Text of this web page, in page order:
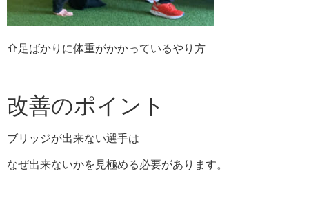
⇧足ばかりに体重がかかっているやり方
改善のポイント
ブリッジが出来ない選手は
なぜ出来ないかを見極める必要があります。